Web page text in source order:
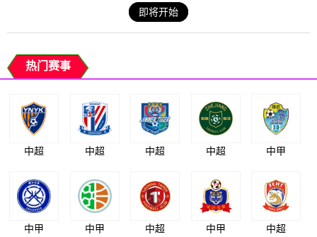
即将开始
热门赛事
中超 中超 中超 中超 中甲
中甲 中甲 中超 中甲 中超